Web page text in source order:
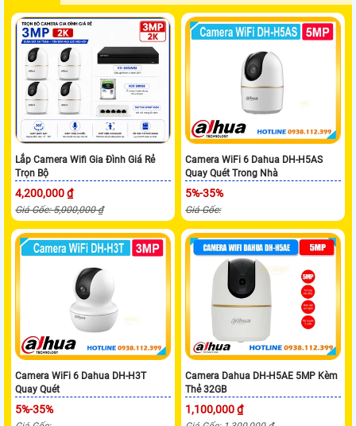
Lắp Camera Wifi Gia Đình Giá Rẻ
Trọn Bộ
4,200,000 ₫
Giá Gốc: 5,000,000 ₫
Camera WiFi 6 Dahua DH-H5AS
Quay Quét Trong Nhà
5%-35%
Giá Gốc:
Camera WiFi 6 Dahua DH-H3T
Quay Quét
5%-35%
Camera Dahua DH-H5AE 5MP Kèm
Thẻ 32GB
1,100,000 ₫